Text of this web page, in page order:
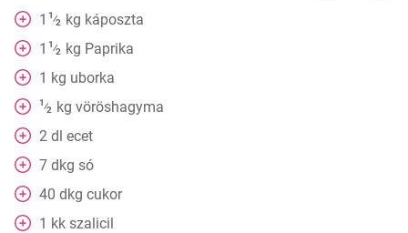
1 1⁄2 kg káposzta
1 1⁄2 kg Paprika
1 kg uborka
1⁄2 kg vöröshagyma
2 dl ecet
7 dkg só
40 dkg cukor
1 kk szalicil